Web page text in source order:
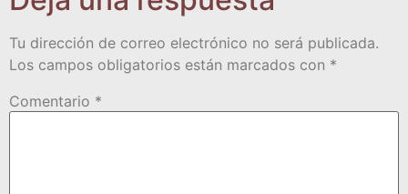
Tu dirección de correo electrónico no será publicada.
Los campos obligatorios están marcados con *
Comentario *